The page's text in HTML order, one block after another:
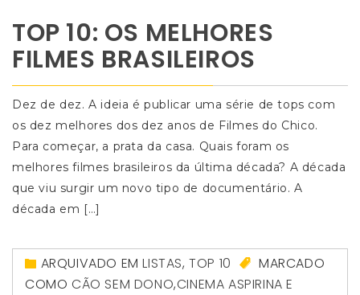
TOP 10: OS MELHORES
FILMES BRASILEIROS
Dez de dez. A ideia é publicar uma série de tops com
os dez melhores dos dez anos de Filmes do Chico.
Para começar, a prata da casa. Quais foram os
melhores filmes brasileiros da última década? A década
que viu surgir um novo tipo de documentário. A
década em […]
ARQUIVADO EMLISTAS,TOP 10
MARCADO
COMO CÃO SEM DONO,CINEMA ASPIRINA E